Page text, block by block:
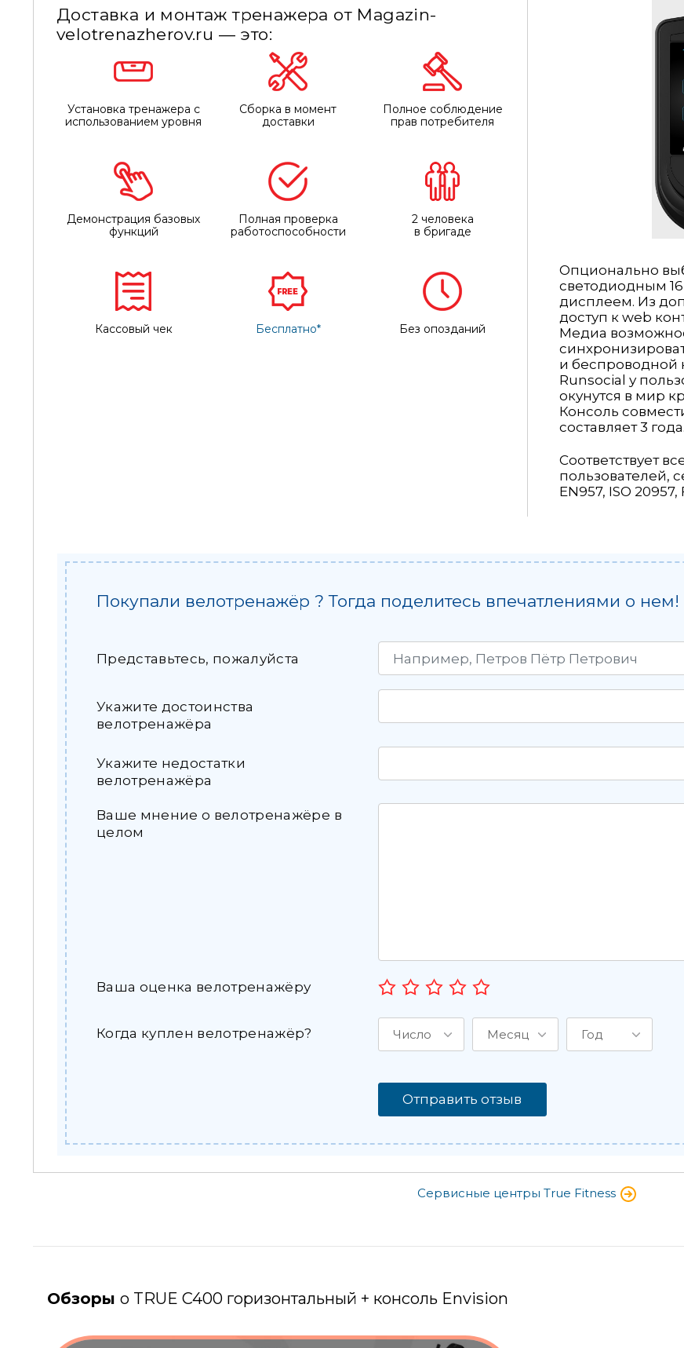
Доставка и монтаж тренажера от Magazin-
velotrenazherov.ru — это:
Установка тренажера с
использованием уровня
Сборка в момент
доставки
Полное соблюдение
прав потребителя
Демонстрация базовых
функций
Полная проверка
работоспособности
2 человека
в бригаде
Кассовый чек Бесплатно* Без опозданий
Опционально
светодиодным
дисплеем. Из
доступ к web
Медиа
и
Runsocial у
окунутся в мир
Консоль
составляет 3 года.
Соответствует
пользователей,
EN957, ISO 20957,
Покупали велотренажёр ? Тогда поделитесь впечатлениями о нем!
Представьтесь, пожалуйста
Укажите достоинства
велотренажёра
Укажите недостатки
велотренажёра
Ваше мнение о велотренажёре в
целом
Ваша оценка велотренажёру
Когда куплен велотренажёр? Число Месяц Год
Отправить отзыв
Сервисные центры True Fitness
Обзоры о TRUE C400 горизонтальный + консоль Envision